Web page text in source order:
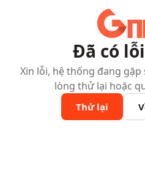
Đã có
Xin lỗi, hệ thống đang
lòng thử lại hoặc
Thử lại